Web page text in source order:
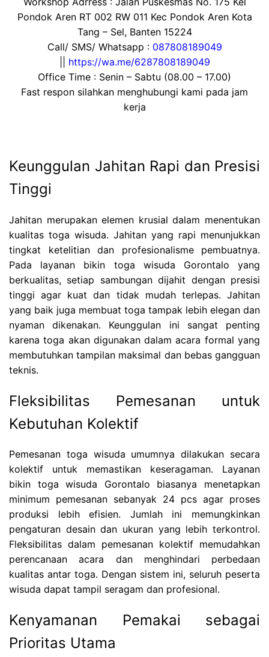
Pondok Aren RT 002 RW 011 Kec Pondok Aren Kota
Tang – Sel, Banten 15224
Call/ SMS/ Whatsapp : 087808189049
https://wa.me/6287808189049
Office Time : Senin – Sabtu (08.00 – 17.00)
Fast respon silahkan menghubungi kami pada jam
kerja
Keunggulan Jahitan Rapi dan Presisi
Tinggi
Jahitan merupakan elemen krusial dalam menentukan
kualitas toga wisuda. Jahitan yang rapi menunjukkan
tingkat ketelitian dan profesionalisme pembuatnya.
Pada layanan bikin toga wisuda Gorontalo yang
berkualitas, setiap sambungan dijahit dengan presisi
tinggi agar kuat dan tidak mudah terlepas. Jahitan
yang baik juga membuat toga tampak lebih elegan dan
nyaman dikenakan. Keunggulan ini sangat penting
karena toga akan digunakan dalam acara formal yang
membutuhkan tampilan maksimal dan bebas gangguan
teknis.
Fleksibilitas Pemesanan untuk
Kebutuhan Kolektif
Pemesanan toga wisuda umumnya dilakukan secara
kolektif untuk memastikan keseragaman. Layanan
bikin toga wisuda Gorontalo biasanya menetapkan
minimum pemesanan sebanyak 24 pcs agar proses
produksi lebih efisien. Jumlah ini memungkinkan
pengaturan desain dan ukuran yang lebih terkontrol.
Fleksibilitas dalam pemesanan kolektif memudahkan
perencanaan acara dan menghindari perbedaan
kualitas antar toga. Dengan sistem ini, seluruh peserta
wisuda dapat tampil seragam dan profesional.
Kenyamanan Pemakai sebagai
Prioritas Utama